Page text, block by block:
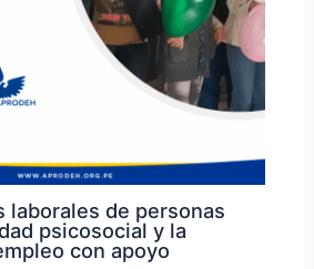
laborales de personas
psicosocial y la
con apoyo